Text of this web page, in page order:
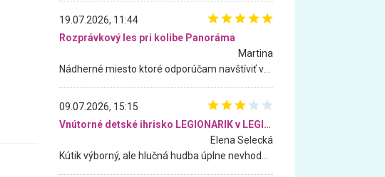
19.07.2026, 11:44
Rozprávkový les pri kolibe Panoráma
Martina
09.07.2026, 15:15
Vnútorné detské ihrisko LEGIONARIK v LEGIA Fitness
Elena Selecká